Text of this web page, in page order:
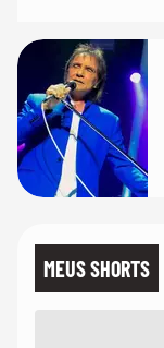
MEUS SHORTS